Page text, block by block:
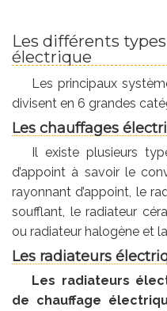
Les différents
électrique
Les principaux
divisent en 6 grandes
Les chauffages
Il existe plusieurs
d’appoint à savoir le
rayonnant d’appoint, le
soufflant, le radiateur
ou radiateur halogène et
Les radiateurs
Les radiateurs
de chauffage